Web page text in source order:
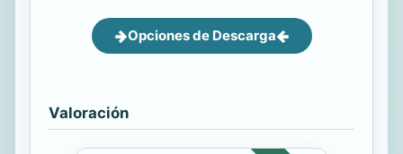
Opciones de Descarga
Valoración